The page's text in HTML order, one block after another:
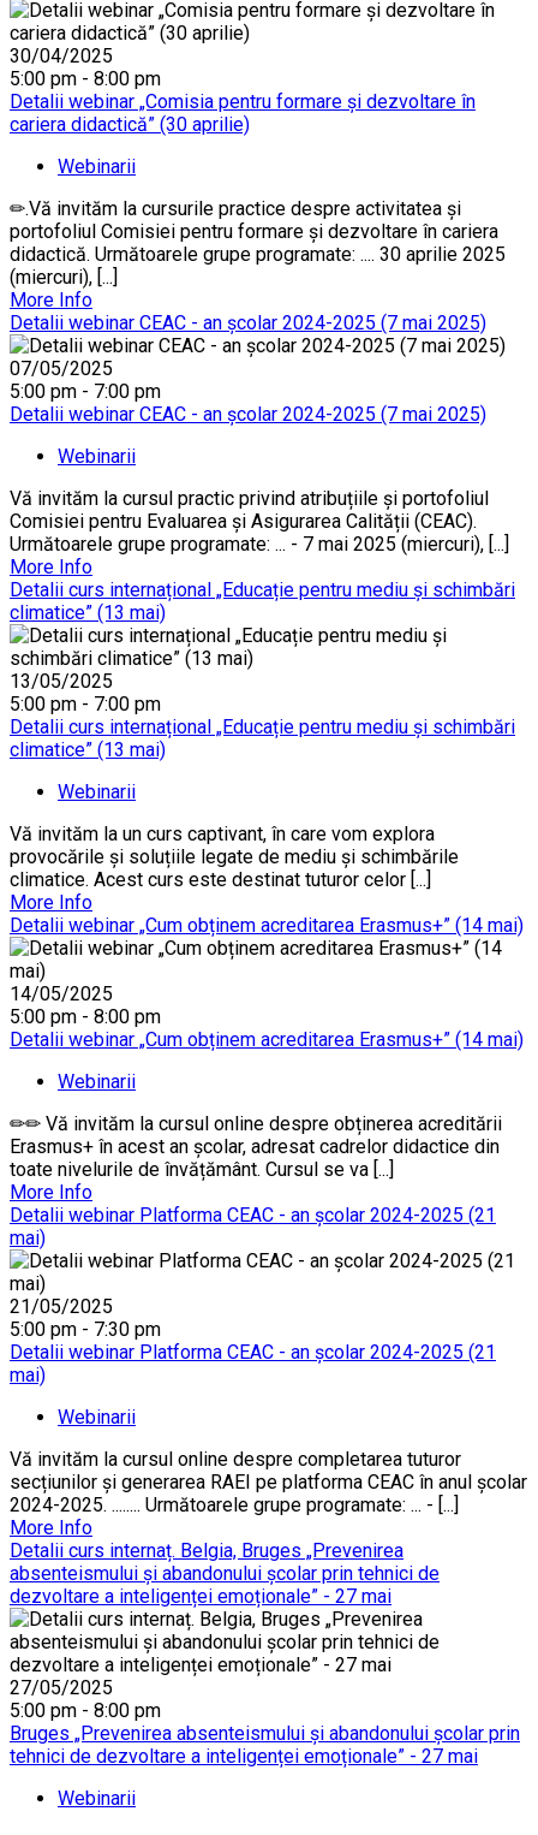
30/04/2025
5:00 pm - 8:00 pm
Detalii webinar „Comisia pentru formare și dezvoltare în
cariera didactică” (30 aprilie)
Webinarii
✏.Vă invităm la cursurile practice despre activitatea și
portofoliul Comisiei pentru formare și dezvoltare în cariera
didactică. Următoarele grupe programate: .... 30 aprilie 2025
(miercuri), [...]
More Info
Detalii webinar CEAC - an școlar 2024-2025 (7 mai 2025)
07/05/2025
5:00 pm - 7:00 pm
Detalii webinar CEAC - an școlar 2024-2025 (7 mai 2025)
Webinarii
Vă invităm la cursul practic privind atribuțiile și portofoliul
Comisiei pentru Evaluarea și Asigurarea Calității (CEAC).
Următoarele grupe programate: ... - 7 mai 2025 (miercuri), [...]
More Info
Detalii curs internațional „Educație pentru mediu și schimbări
climatice” (13 mai)
13/05/2025
5:00 pm - 7:00 pm
Detalii curs internațional „Educație pentru mediu și schimbări
climatice” (13 mai)
Webinarii
Vă invităm la un curs captivant, în care vom explora
provocările și soluțiile legate de mediu și schimbările
climatice. Acest curs este destinat tuturor celor [...]
More Info
Detalii webinar „Cum obținem acreditarea Erasmus+” (14 mai)
14/05/2025
5:00 pm - 8:00 pm
Detalii webinar „Cum obținem acreditarea Erasmus+” (14 mai)
Webinarii
✏✏ Vă invităm la cursul online despre obținerea acreditării
Erasmus+ în acest an școlar, adresat cadrelor didactice din
toate nivelurile de învățământ. Cursul se va [...]
More Info
Detalii webinar Platforma CEAC - an școlar 2024-2025 (21
mai)
21/05/2025
5:00 pm - 7:30 pm
Detalii webinar Platforma CEAC - an școlar 2024-2025 (21
mai)
Webinarii
Vă invităm la cursul online despre completarea tuturor
secțiunilor și generarea RAEI pe platforma CEAC în anul școlar
2024-2025. ........ Următoarele grupe programate: ... - [...]
More Info
Detalii curs internaț. Belgia, Bruges „Prevenirea
absenteismului și abandonului școlar prin tehnici de
dezvoltare a inteligenței emoționale” - 27 mai
27/05/2025
5:00 pm - 8:00 pm
Bruges „Prevenirea absenteismului și abandonului școlar prin
tehnici de dezvoltare a inteligenței emoționale” - 27 mai
Webinarii